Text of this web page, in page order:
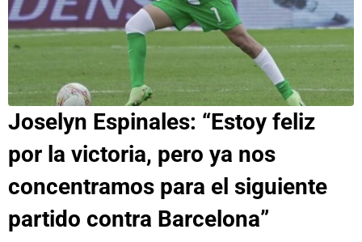
Joselyn Espinales: “Estoy feliz
por la victoria, pero ya nos
concentramos para el siguiente
partido contra Barcelona”